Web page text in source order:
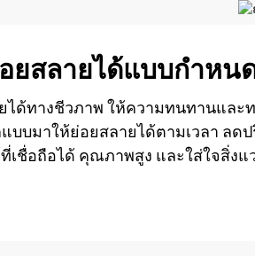
ยสลายได้แบบกำหน
ได้ทางชีวภาพ ให้ความทนทานแล
แบบมาให้ย่อยสลายได้ตามเวลา ล
ชื่อถือได้ คุณภาพสูง และใส่ใจสิ่งแ